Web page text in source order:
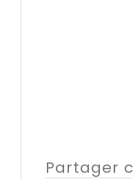
Partager